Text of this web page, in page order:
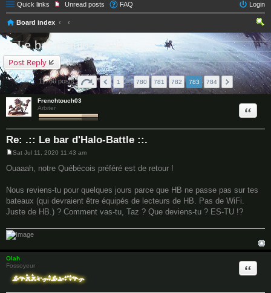
Quick links Unread posts FAQ Login
Board index
ear
ch
.:: Le bar d'Halo-Battle ::.
Post Reply
11760 posts 1 … 780 781 782 783 784
Frenchtouch03
Arbiter
Re: .:: Le bar d'Halo-Battle ::.
Quote
s
Sat Jul 11, 2020 11:43 am
Ouaaah, notre Québécois préféré est de retour !
Nous reviens-tu pour quelques jours parce que HB ne passe pas sur tes
bateaux (qui devraient être équipés de lecteurs de HB. Pas de WiFi.
Juste de HB.) ? Comment vas-tu, Taz ? Que deviens-tu ? ES-TU !?
Olah
Fossoyeur
Quote